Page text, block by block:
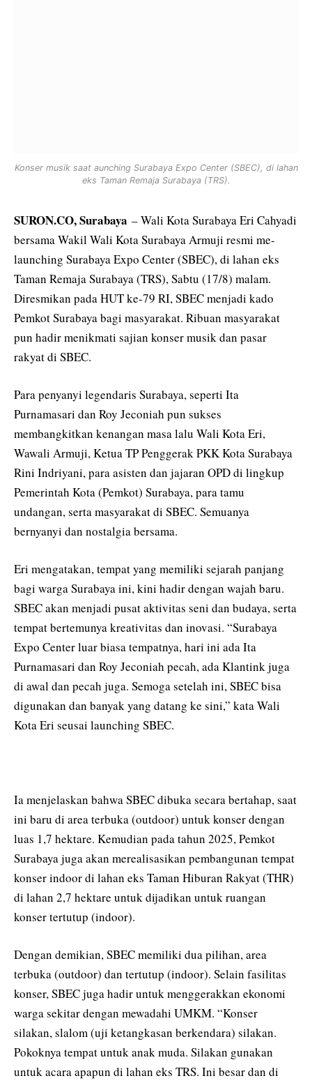
Konser musik saat aunching Surabaya Expo Center (SBEC), di lahan
eks Taman Remaja Surabaya (TRS).
SURON.CO, Surabaya – Wali Kota Surabaya Eri Cahyadi
bersama Wakil Wali Kota Surabaya Armuji resmi me-
launching Surabaya Expo Center (SBEC), di lahan eks
Taman Remaja Surabaya (TRS), Sabtu (17/8) malam.
Diresmikan pada HUT ke-79 RI, SBEC menjadi kado
Pemkot Surabaya bagi masyarakat. Ribuan masyarakat
pun hadir menikmati sajian konser musik dan pasar
rakyat di SBEC.
Para penyanyi legendaris Surabaya, seperti Ita
Purnamasari dan Roy Jeconiah pun sukses
membangkitkan kenangan masa lalu Wali Kota Eri,
Wawali Armuji, Ketua TP Penggerak PKK Kota Surabaya
Rini Indriyani, para asisten dan jajaran OPD di lingkup
Pemerintah Kota (Pemkot) Surabaya, para tamu
undangan, serta masyarakat di SBEC. Semuanya
bernyanyi dan nostalgia bersama.
Eri mengatakan, tempat yang memiliki sejarah panjang
bagi warga Surabaya ini, kini hadir dengan wajah baru.
SBEC akan menjadi pusat aktivitas seni dan budaya, serta
tempat bertemunya kreativitas dan inovasi. “Surabaya
Expo Center luar biasa tempatnya, hari ini ada Ita
Purnamasari dan Roy Jeconiah pecah, ada Klantink juga
di awal dan pecah juga. Semoga setelah ini, SBEC bisa
digunakan dan banyak yang datang ke sini,” kata Wali
Kota Eri seusai launching SBEC.
Ia menjelaskan bahwa SBEC dibuka secara bertahap, saat
ini baru di area terbuka (outdoor) untuk konser dengan
luas 1,7 hektare. Kemudian pada tahun 2025, Pemkot
Surabaya juga akan merealisasikan pembangunan tempat
konser indoor di lahan eks Taman Hiburan Rakyat (THR)
di lahan 2,7 hektare untuk dijadikan untuk ruangan
konser tertutup (indoor).
Dengan demikian, SBEC memiliki dua pilihan, area
terbuka (outdoor) dan tertutup (indoor). Selain fasilitas
konser, SBEC juga hadir untuk menggerakkan ekonomi
warga sekitar dengan mewadahi UMKM. “Konser
silakan, slalom (uji ketangkasan berkendara) silakan.
Pokoknya tempat untuk anak muda. Silakan gunakan
untuk acara apapun di lahan eks TRS. Ini besar dan di